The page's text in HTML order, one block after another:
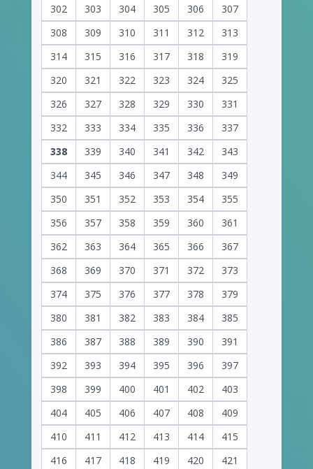
302
303 304 305 306
307
308
309 310 311 312
313
314
315 316 317 318
319
320
321 322 323 324
325
326
327 328 329 330
331
332
333 334 335 336
337
338
339 340 341 342
343
344
345 346 347 348
349
350
351 352 353 354
355
356
357 358 359 360
361
362
363 364 365 366
367
368
369 370 371 372
373
374
375 376 377 378
379
380
381 382 383 384
385
386
387 388 389 390
391
392
393 394 395 396
397
398
399 400 401 402
403
404
405 406 407 408
409
410
411 412 413 414
415
416
417 418 419 420 421